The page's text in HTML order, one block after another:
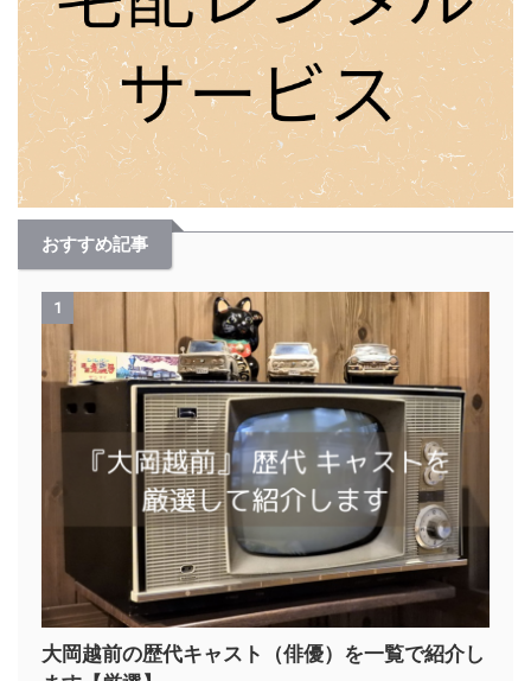
おすすめ記事
1
大岡越前の歴代キャスト（俳優）を一覧で紹介し